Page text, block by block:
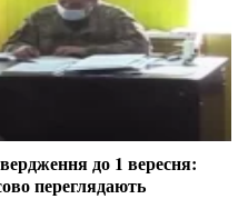
до 1 вересня:
переглядають